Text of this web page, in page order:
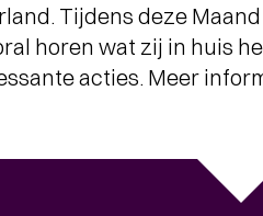
Tijdens deze
horen wat zij in huis
acties. Meer